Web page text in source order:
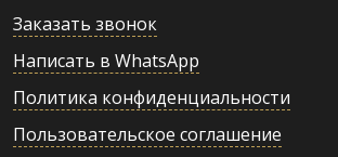
Заказать звонок
Написать в WhatsApp
Политика конфиденциальности
Пользовательское соглашение